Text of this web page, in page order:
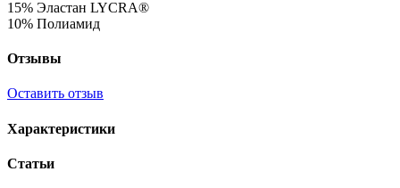
15% Эластан LYCRA®
10% Полиамид
Отзывы
Оставить отзыв
Характеристики
Статьи